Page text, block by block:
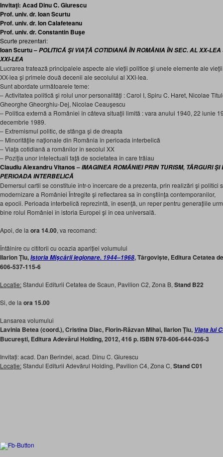
Invitaţi: Acad Dinu C. Giurescu
Prof. univ. dr. Ioan Scurtu
Prof. univ. dr. Ion Calafeteanu
Prof. univ. dr. Constantin Buşe
Scurte prezentari:
Ioan Scurtu –POLITICĂ ŞI VIAŢĂ COTIDIANĂ ÎN ROMÂNIA ÎN SEC. AL XX-
XXI-LEA
Lucrarea tratează principalele aspecte ale vieţii politice şi unele elemente ale
XX-lea şi primele două decenii ale secolului al XXI-lea.
Sunt abordate următoarele teme:
– Activitatea politică şi rolul unor personalităţi : Carol I, Spiru C. Haret, Nicolae
Gheorghe Gheorghiu-Dej, Nicolae Ceauşescu
– Politica externă a României în câteva situaţii limită : vara anului 1940, 22 iunie
decembrie 1989.
– Extremismul politic, de stânga şi de dreapta
– Minorităţile naţionale din România în perioada interbelică
– Viaţa cotidiană a românilor în secolul XX
– Poziţia unor intelectuali faţă de societatea în care trăiau
Claudiu Alexandru Vitanos –IMAGINEA ROMÂNIEI PRIN TURISM, TÂRGURI ŞI
PERIOADA INTERBELICĂ
Demersul cartii se constituie într-o încercare de a prezenta, prin realizări şi politici
modernizare a României Întregite şi reflectarea sa în conştiinţa contemporanilor,
a epocii. Perioada interbelică reprezintă, în esenţă, un reper pentru generaţiile
bine rolul României în istoria Europei şi în cea universală.
Apoi, de la ora 14.00, va recomand:
Întâlnire cu cititorii cu ocazia apariției volumului
Ilarion Ţiu,Istoria Mişcării legionare. 1944–1968, Târgoviște, Editura Cetatea
606-537-115-6
Locație:Standul Editurii Cetatea de Scaun, Pavilion C2, Zona B, Stand B22
Si, de la ora 15.00
Lansarea volumului
Lavinia Betea (coord.), Cristina Diac, Florin-Răzvan Mihai, Ilarion Ţiu, Viaţa lui
Bucureşti, Editura Adevărul Holding, 2012, 416 p. ISBN 978-606-644-036-3
Invitați: acad. Dan Berindei, acad. Dinu C. Giurescu
Locație:Standul Editurii Adevărul Holding, Pavilion C4, Zona C, Stand C01